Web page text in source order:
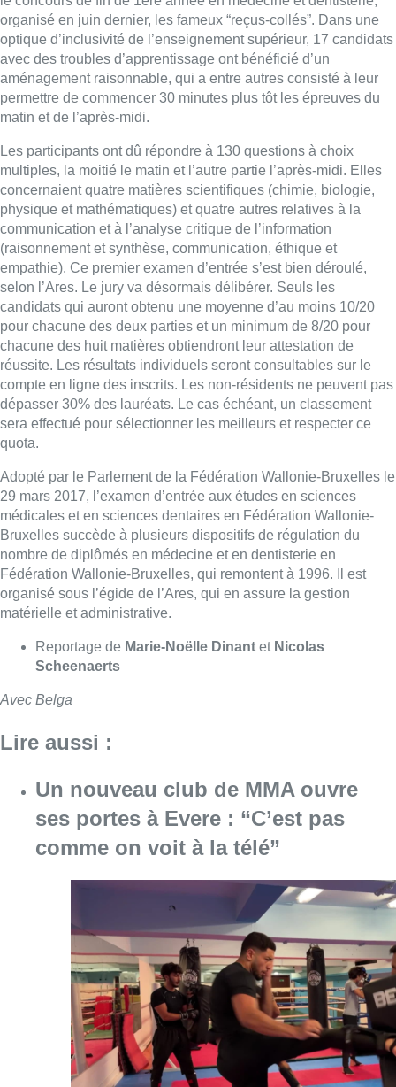
(raisonnement et synthèse, communication, éthique et
empathie). Ce premier examen d’entrée s’est bien déroulé,
selon l’Ares. Le jury va désormais délibérer. Seuls les
candidats qui auront obtenu une moyenne d’au moins 10/20
pour chacune des deux parties et un minimum de 8/20 pour
chacune des huit matières obtiendront leur attestation de
réussite. Les résultats individuels seront consultables sur le
compte en ligne des inscrits. Les non-résidents ne peuvent pas
dépasser 30% des lauréats. Le cas échéant, un classement
sera effectué pour sélectionner les meilleurs et respecter ce
quota.
Adopté par le Parlement de la Fédération Wallonie-Bruxelles le
29 mars 2017, l’examen d’entrée aux études en sciences
médicales et en sciences dentaires en Fédération Wallonie-
Bruxelles succède à plusieurs dispositifs de régulation du
nombre de diplômés en médecine et en dentisterie en
Fédération Wallonie-Bruxelles, qui remontent à 1996. Il est
organisé sous l’égide de l’Ares, qui en assure la gestion
matérielle et administrative.
Reportage deMarie-Noëlle DinantetNicolas
Scheenaerts
Lire aussi :
Un nouveau club de MMA ouvre
ses portes à Evere : “C’est pas
comme on voit à la télé”
08 août 2026Consulter l'article "Un nouveau club de
Au Moeraske, Bart Hanssens
recense des insectes de plus en
plus rares